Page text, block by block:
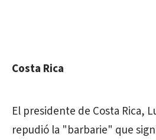
Costa Rica
El presidente de Costa Rica,
repudió la "barbarie" que